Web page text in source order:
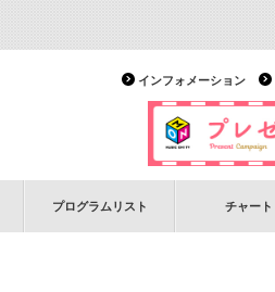
インフォメーション
プログラムリスト チャート